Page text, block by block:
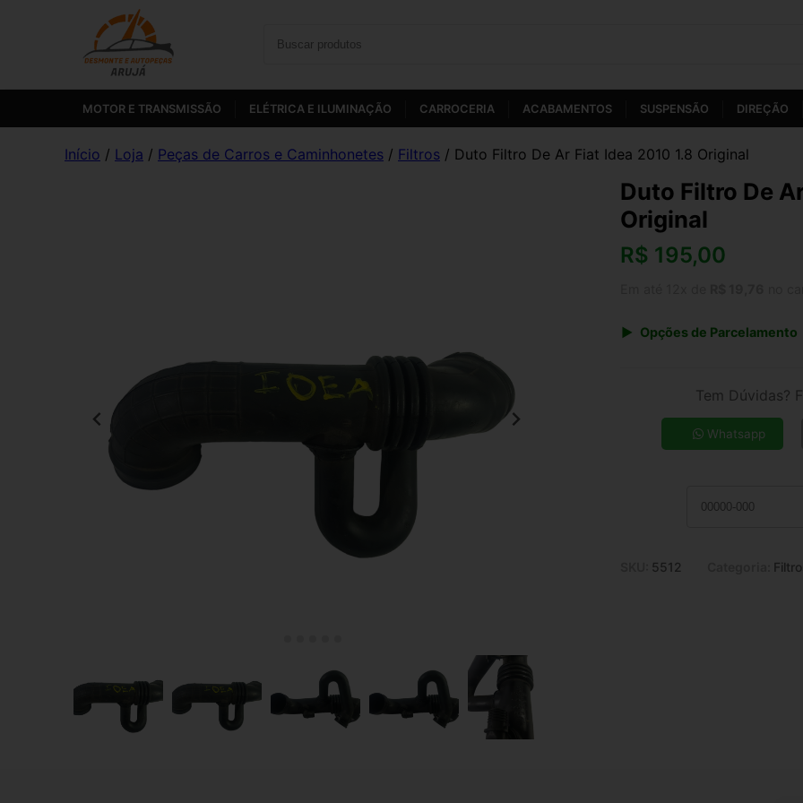
MOTOR E TRANSMISSÃO ELÉTRICA E ILUMINAÇÃO CARROCERIA ACABAMENTOS SUSPENSÃO DIREÇÃO
Início / Loja / Peças de Carros e Caminhonetes / Filtros / Duto Filtro De Ar Fiat Idea 2010 1.8 Original
Duto Filtro De
Original
R$ 195,00
Opções de Parcelamento
7x de R$ 31,96
9x de R$ 25,50
Tem Dúvidas?
Whatsapp
5512